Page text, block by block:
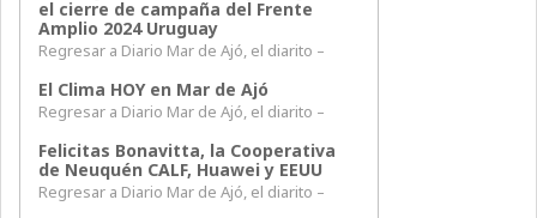
el cierre de campaña del Frente
Amplio 2024 Uruguay
Regresar a Diario Mar de Ajó, el diarito –
El Clima HOY en Mar de Ajó
Regresar a Diario Mar de Ajó, el diarito –
Felicitas Bonavitta, la Cooperativa
de Neuquén CALF, Huawei y EEUU
Regresar a Diario Mar de Ajó, el diarito –